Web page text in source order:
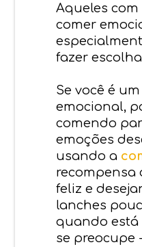
Aqueles
comer
fazer
Se você é
emocional,
comendo
emoções
usando a
recompensa
feliz e
lanches
quando está
se preocupe